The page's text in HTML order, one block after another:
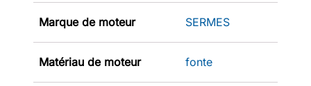
Marque de moteur SERMES
Matériau de moteur fonte